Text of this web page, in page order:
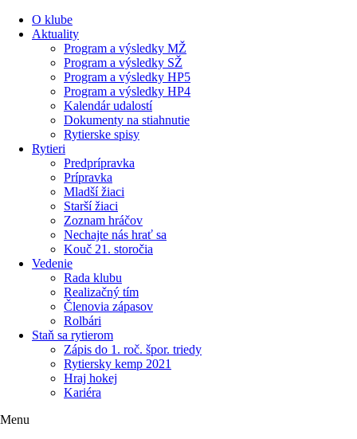
PreskočiťO klube
Aktuality
Program a výsledky MŽ
Program a výsledky SŽ
Program a výsledky HP5
Program a výsledky HP4
Kalendár udalostí
Dokumenty na stiahnutie
Rytierske spisy
Rytieri
Predprípravka
Prípravka
Mladší žiaci
Starší žiaci
Zoznam hráčov
Nechajte nás hrať sa
Kouč 21. storočia
Vedenie
Rada klubu
Realizačný tím
Členovia zápasov
Rolbári
Staň sa rytierom
Zápis do 1. roč. špor. triedy
Rytiersky kemp 2021
Hraj hokej
Kariéra
Menu